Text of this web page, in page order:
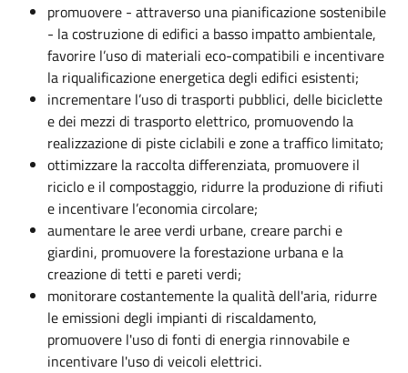
promuovere - attraverso una pianificazione sostenibile
- la costruzione di edifici a basso impatto ambientale,
favorire l’uso di materiali eco-compatibili e incentivare
la riqualificazione energetica degli edifici esistenti;
incrementare l’uso di trasporti pubblici, delle biciclette
e dei mezzi di trasporto elettrico, promuovendo la
realizzazione di piste ciclabili e zone a traffico limitato;
ottimizzare la raccolta differenziata, promuovere il
riciclo e il compostaggio, ridurre la produzione di rifiuti
e incentivare l’economia circolare;
aumentare le aree verdi urbane, creare parchi e
giardini, promuovere la forestazione urbana e la
creazione di tetti e pareti verdi;
monitorare costantemente la qualità dell'aria, ridurre
le emissioni degli impianti di riscaldamento,
promuovere l'uso di fonti di energia rinnovabile e
incentivare l'uso di veicoli elettrici.